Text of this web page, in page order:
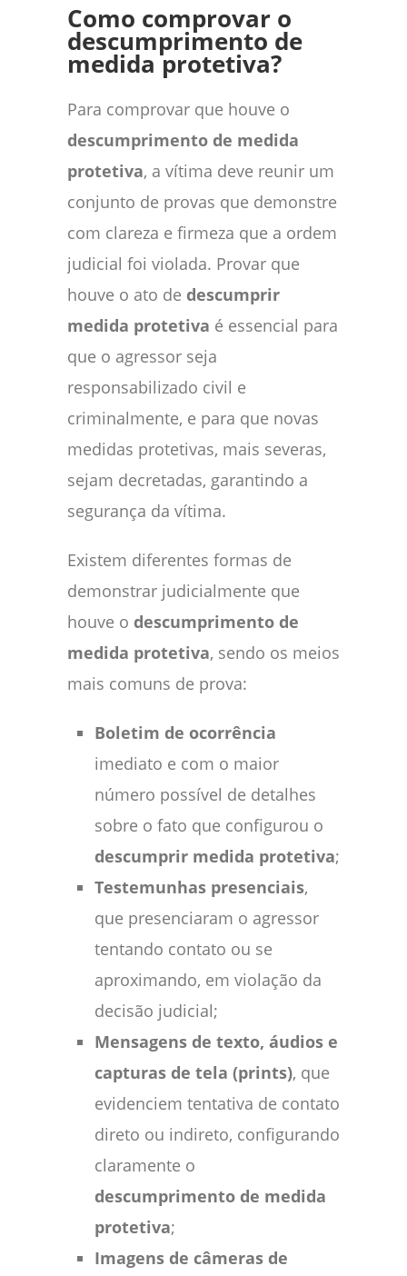
Como comprovar o
descumprimento de
medida protetiva?
Para comprovar que houve o
descumprimento de medida
protetiva, a vítima deve reunir um
conjunto de provas que demonstre
com clareza e firmeza que a ordem
judicial foi violada. Provar que
houve o ato de descumprir
medida protetiva é essencial para
que o agressor seja
responsabilizado civil e
criminalmente, e para que novas
medidas protetivas, mais severas,
sejam decretadas, garantindo a
segurança da vítima.
Existem diferentes formas de
demonstrar judicialmente que
houve o descumprimento de
medida protetiva, sendo os meios
mais comuns de prova:
Boletim de ocorrência
imediato e com o maior
número possível de detalhes
sobre o fato que configurou o
descumprir medida protetiva;
Testemunhas presenciais,
que presenciaram o agressor
tentando contato ou se
aproximando, em violação da
decisão judicial;
Mensagens de texto, áudios e
capturas de tela (prints), que
evidenciem tentativa de contato
direto ou indireto, configurando
claramente o
descumprimento de medida
protetiva;
Imagens de câmeras de